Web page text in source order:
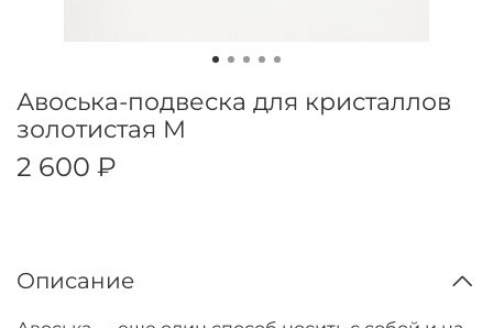
Авоська-подвеска для кристаллов
золотистая M
2 600 ₽
Описание